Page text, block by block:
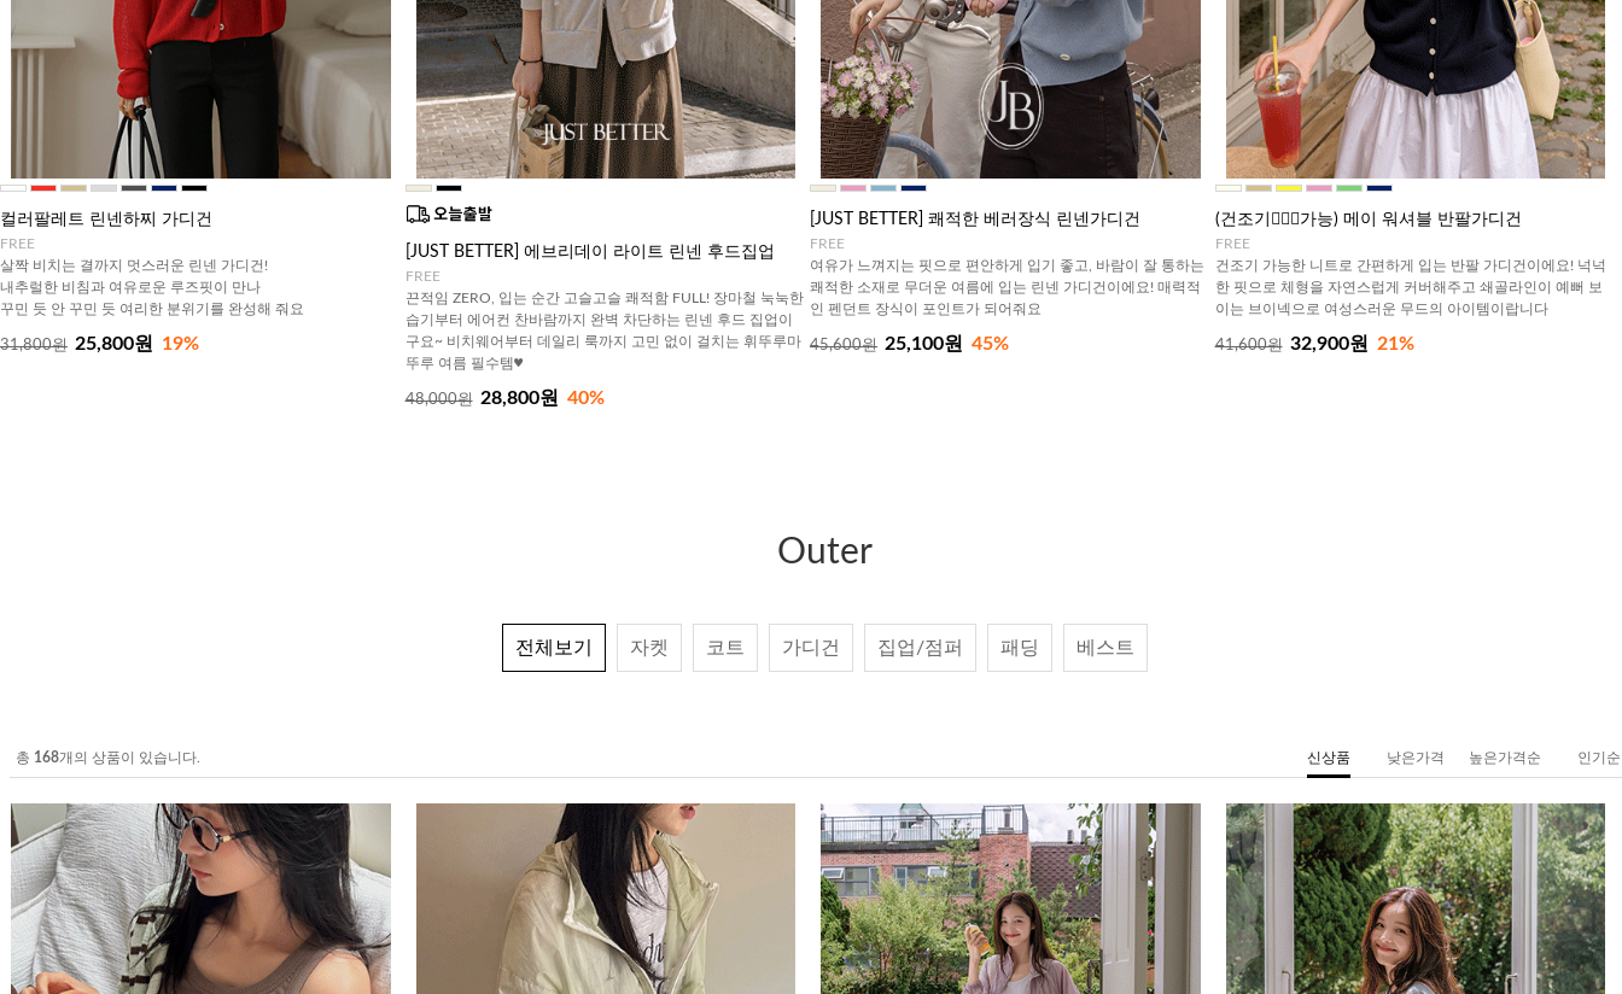
컬러팔레트 린넨하찌 가디건
FREE
살짝 비치는 결까지 멋스러운 린넨 가디건!
내추럴한 비침과 여유로운 루즈핏이 만나
꾸민 듯 안 꾸민 듯 여리한 분위기를 완성해 줘요
31,800원 25,800원 19%
[JUST BETTER] 에브리데이 라이트 린넨 후드집업
FREE
끈적임 ZERO, 입는 순간 고슬고슬 쾌적함 FULL! 장마철 눅눅한
습기부터 에어컨 찬바람까지 완벽 차단하는 린넨 후드 집업이
구요~ 비치웨어부터 데일리 룩까지 고민 없이 걸치는 휘뚜루마
뚜루 여름 필수템♥
48,000원 28,800원 40%
[JUST BETTER] 쾌적한 베러장식 린넨가디건
FREE
여유가 느껴지는 핏으로 편안하게 입기 좋고, 바람이 잘 통하는
쾌적한 소재로 무더운 여름에 입는 린넨 가디건이에요! 매력적
인 펜던트 장식이 포인트가 되어줘요
45,600원 25,100원 45%
(건조기🙆🏻‍♀️가능) 메이 워셔블 반팔가디건
FREE
건조기 가능한 니트로 간편하게 입는 반팔 가디건이에요! 넉넉
한 핏으로 체형을 자연스럽게 커버해주고 쇄골라인이 예뻐 보
이는 브이넥으로 여성스러운 무드의 아이템이랍니다
41,600원 32,900원 21%
Outer
전체보기 자켓 코트 가디건 집업/점퍼 패딩 베스트
총 168개의 상품이 있습니다. 신상품 낮은가격 높은가격순 인기순